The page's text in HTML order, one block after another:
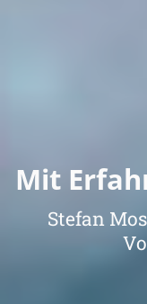
Mit
Stefan